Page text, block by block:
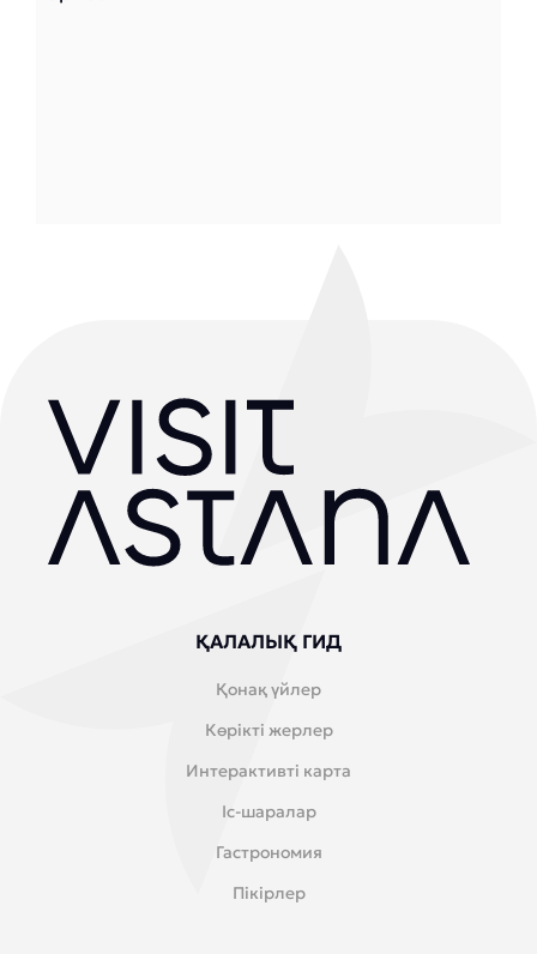
ҚАЛАЛЫҚ ГИД
Қонақ үйлер
Көрікті жерлер
Интерактивті карта
Іс-шаралар
Гастрономия
Пікірлер